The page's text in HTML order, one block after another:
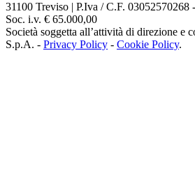
31100 Treviso | P.Iva / C.F.
Soc. i.v. € 65.000,00
Società soggetta all’attività di direzione e
S.p.A. - Privacy Policy - Cookie Policy.